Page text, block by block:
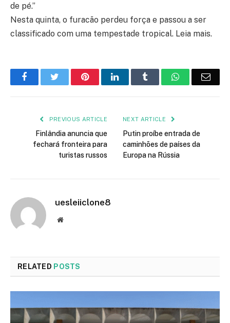
de pé.”
Nesta quinta, o furacão perdeu força e passou a ser
classificado com uma tempestade tropical. Leia mais.
FacebookTwitter PinterestLinkedIn Tumblr WhatsApp
PREVIOUS ARTICLE
Finlândia anuncia que
fechará fronteira para
turistas russos
NEXT ARTICLE
Putin proíbe entrada de
caminhões de países da
Europa na Rússia
uesleiiclone8
Website
RELATED POSTS